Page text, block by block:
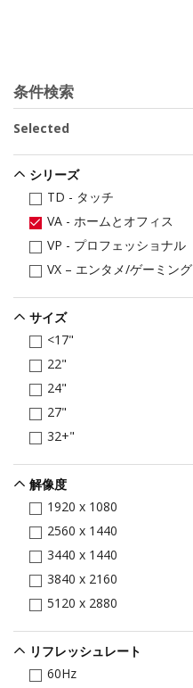
条件検索
Selected
シリーズ
TD - タッチ
VA - ホームとオフィス
VP - プロフェッショナル
VX – エンタメ/ゲーミング
サイズ
<17"
22"
24"
27"
32+"
解像度
1920 x 1080
2560 x 1440
3440 x 1440
3840 x 2160
5120 x 2880
リフレッシュレート
60Hz